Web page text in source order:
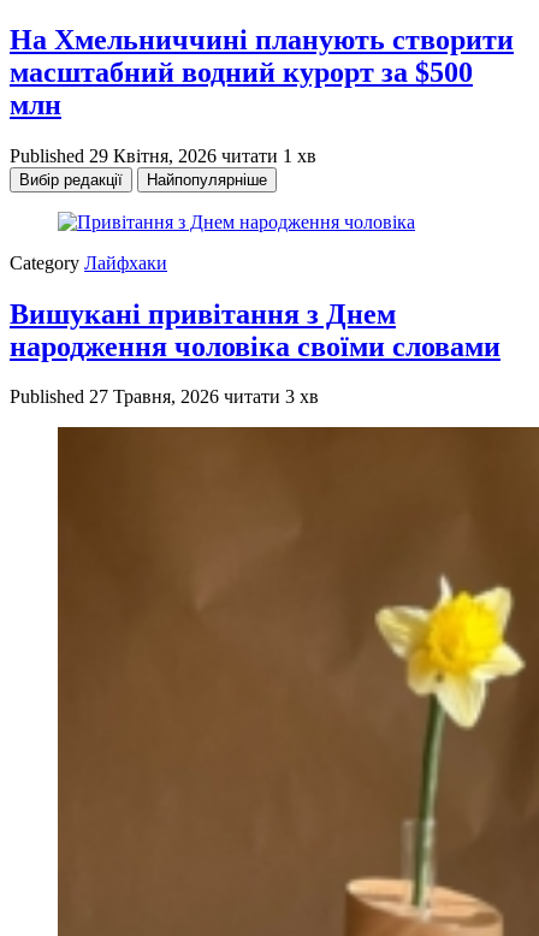
На Хмельниччині планують створити
масштабний водний курорт за $500
млн
Published 29 Квітня, 2026 читати 1 хв
Вибір редакції Найпопулярніше
Category Лайфхаки
Вишукані привітання з Днем
народження чоловіка своїми словами
Published 27 Травня, 2026 читати 3 хв